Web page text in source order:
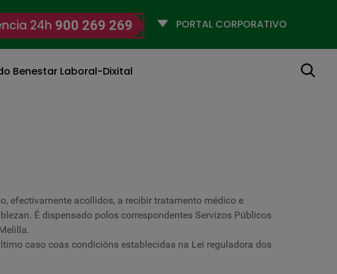
24h 900 269 269
Selecciona
Benestar Laboral-Dixital Buscar
efectivamente acollidos, a recibir tratamento médico e
É dispensado polos correspondentes Servizos Públicos
caso coas condicións establecidas na Lei reguladora dos